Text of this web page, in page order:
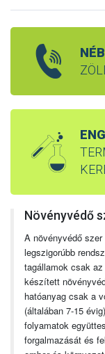
Növényvédő
A növényvédő
legszigorúbb
tagállamok csak
készített
hatóanyag csak a
(általában 7-15
folyamatok
forgalmazását és